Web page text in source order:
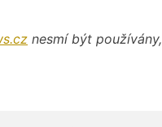
nesmí být